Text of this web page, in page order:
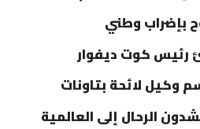
بإضراب وطني
رئيس كوت ديفوار
وكيل لائحة بتاونات
الرحال إلى العالمية